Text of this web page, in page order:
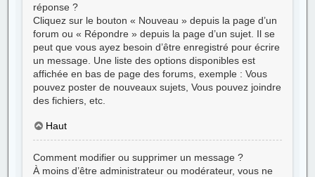
réponse ?
Cliquez sur le bouton « Nouveau » depuis la page d’un
forum ou « Répondre » depuis la page d’un sujet. Il se
peut que vous ayez besoin d’être enregistré pour écrire
un message. Une liste des options disponibles est
affichée en bas de page des forums, exemple : Vous
pouvez poster de nouveaux sujets, Vous pouvez joindre
des fichiers, etc.
Haut
Comment modifier ou supprimer un message ?
À moins d’être administrateur ou modérateur, vous ne